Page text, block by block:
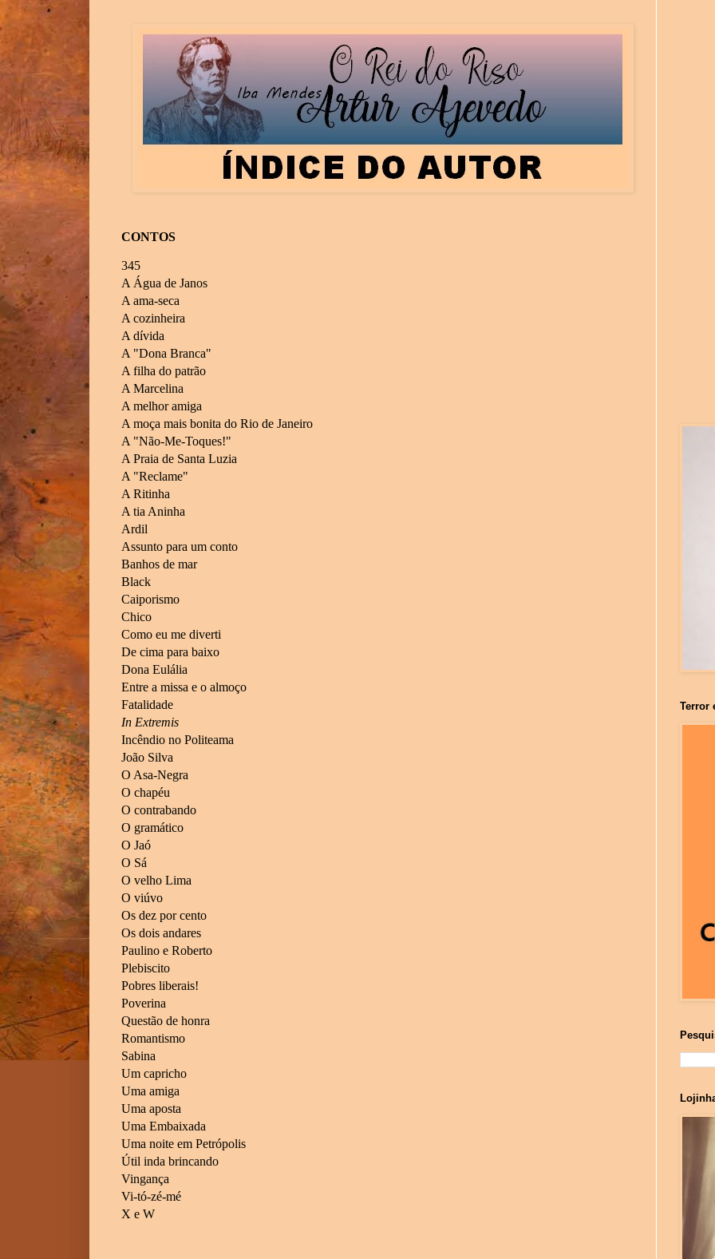
CONTOS
345
A Água de Janos
A ama-seca
A cozinheira
A dívida
A "Dona Branca"
A filha do patrão
A Marcelina
A melhor amiga
A moça mais bonita do Rio de Janeiro
A "Não-Me-Toques!"
A Praia de Santa Luzia
A "Reclame"
A Ritinha
A tia Aninha
Ardil
Assunto para um conto
Banhos de mar
Black
Caiporismo
Chico
Como eu me diverti
De cima para baixo
Dona Eulália
Entre a missa e o almoço
Fatalidade
In Extremis
Incêndio no Politeama
João Silva
O Asa-Negra
O chapéu
O contrabando
O gramático
O Jaó
O Sá
O velho Lima
O viúvo
Os dez por cento
Os dois andares
Paulino e Roberto
Plebiscito
Pobres liberais!
Poverina
Questão de honra
Romantismo
Sabina
Um capricho
Uma amiga
Uma aposta
Uma Embaixada
Uma noite em Petrópolis
Útil inda brincando
Vingança
Vi-tó-zé-mé
X e W
Terror